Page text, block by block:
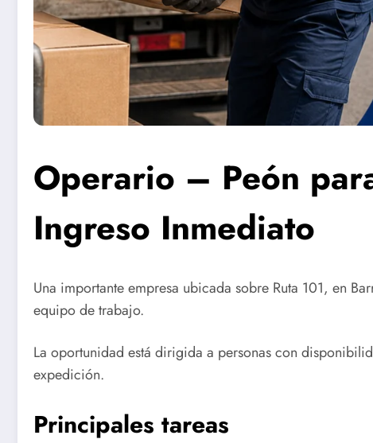
Operario – Peón
Ingreso Inmediato
Una importante empresa ubicada sobre Ruta 101, en
equipo de trabajo.
La oportunidad está dirigida a personas con
expedición.
Principales tareas